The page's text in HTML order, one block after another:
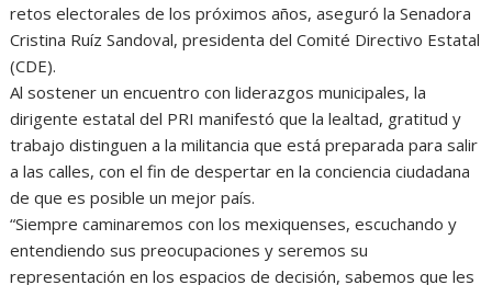
retos electorales de los próximos años, aseguró la Senadora
Cristina Ruíz Sandoval, presidenta del Comité Directivo Estatal
(CDE).
Al sostener un encuentro con liderazgos municipales, la
dirigente estatal del PRI manifestó que la lealtad, gratitud y
trabajo distinguen a la militancia que está preparada para salir
a las calles, con el fin de despertar en la conciencia ciudadana
de que es posible un mejor país.
“Siempre caminaremos con los mexiquenses, escuchando y
entendiendo sus preocupaciones y seremos su
representación en los espacios de decisión, sabemos que les